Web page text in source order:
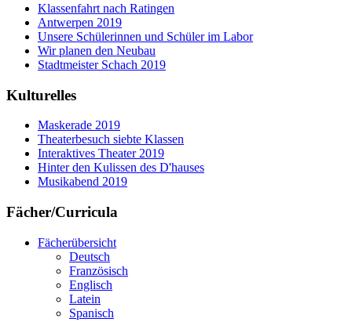
Klassenfahrt nach Ratingen
Antwerpen 2019
Unsere Schülerinnen und Schüler im Labor
Wir planen den Neubau
Stadtmeister Schach 2019
Kulturelles
Maskerade 2019
Theaterbesuch siebte Klassen
Interaktives Theater 2019
Hinter den Kulissen des D'hauses
Musikabend 2019
Fächer/Curricula
Fächerübersicht
Deutsch
Französisch
Englisch
Latein
Spanisch